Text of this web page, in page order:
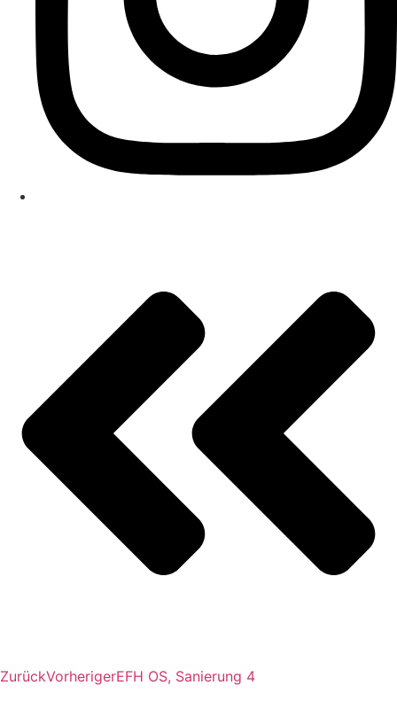
ZurückVorherigerEFH OS, Sanierung 4